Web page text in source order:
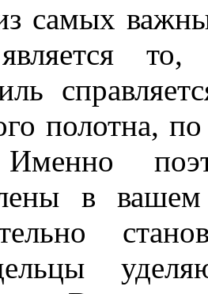
самых
то,
полотна,
Именно
в